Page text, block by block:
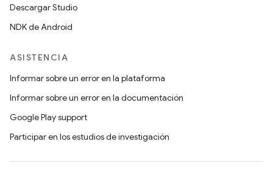
Descargar Studio
NDK de Android
ASISTENCIA
Informar sobre un error en la plataforma
Informar sobre un error en la documentación
Google Play support
Participar en los estudios de investigación